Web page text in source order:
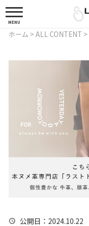
MENU
ホーム >ALL CONTENT >
公開日 ：2024.10.22